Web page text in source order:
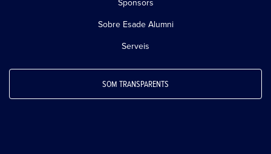
Sponsors
Sobre Esade Alumni
Serveis
SOM TRANSPARENTS